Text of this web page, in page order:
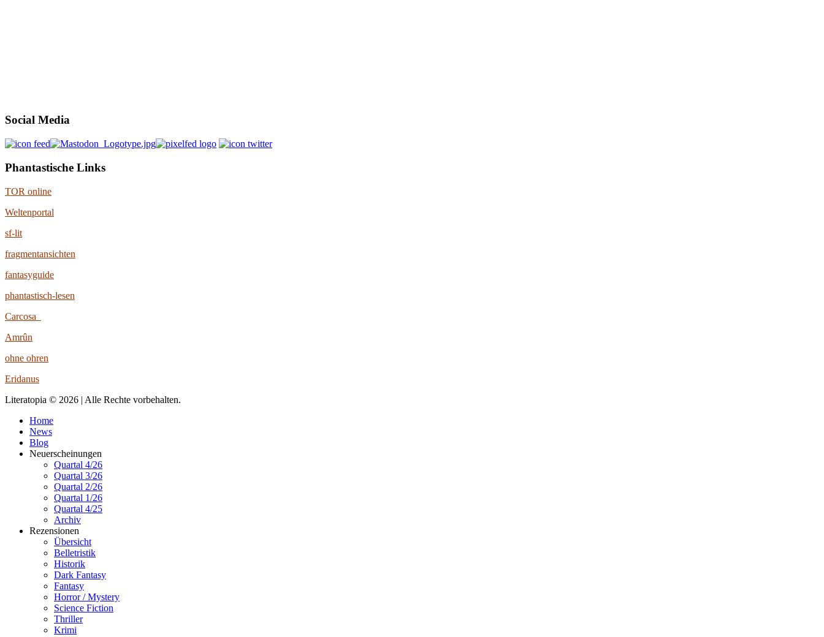
Social Media
Phantastische Links
TOR online
Weltenportal
sf-lit
fragmentansichten
fantasyguide
phantastisch-lesen
Carcosa
Amrûn
ohne ohren
Eridanus
Literatopia © 2026 | Alle Rechte vorbehalten.
Home
News
Blog
Neuerscheinungen
Quartal 4/26
Quartal 3/26
Quartal 2/26
Quartal 1/26
Quartal 4/25
Archiv
Rezensionen
Übersicht
Belletristik
Historik
Dark Fantasy
Fantasy
Horror / Mystery
Science Fiction
Thriller
Krimi